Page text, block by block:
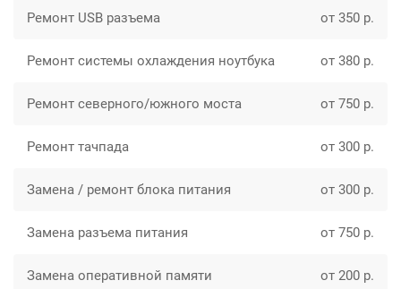
Ремонт USB разъема от 350 р.
Ремонт системы охлаждения ноутбука от 380 р.
Ремонт северного/южного моста от 750 р.
Ремонт тачпада от 300 р.
Замена / ремонт блока питания от 300 р.
Замена разъема питания от 750 р.
Замена оперативной памяти от 200 р.